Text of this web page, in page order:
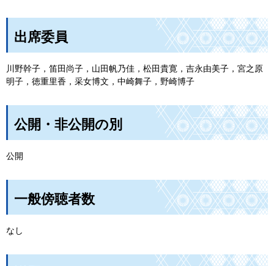
出席委員
川野幹子，笛田尚子，山田帆乃佳，松田貴寛，吉永由美子，宮之原
明子，徳重里香，采女博文，中崎舞子，野崎博子
公開・非公開の別
公開
一般傍聴者数
なし